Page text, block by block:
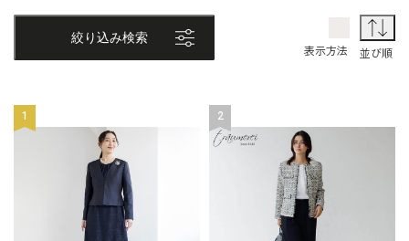
絞り込み検索
表示方法
ランキング
1列表示
並び順
1 2